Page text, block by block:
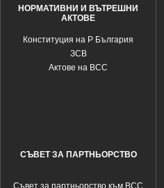
НОРМАТИВНИ И ВЪТРЕШНИ
АКТОВЕ
Конституция на Р България
ЗСВ
Актове на ВСС
СЪВЕТ ЗА ПАРТНЬОРСТВО
Съвет за партньорство към ВСС